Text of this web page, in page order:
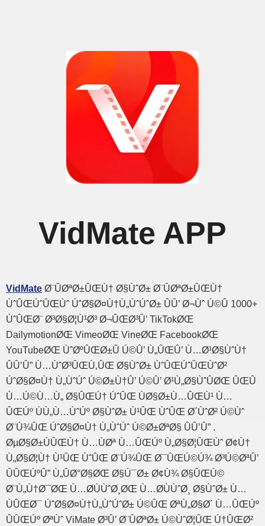
VidMate APP
VidMate Ø¨ÛØªØ±ÛŒÙ† Ø§ÙˆØ± Ø¨ÛØªØ±ÛŒÙ†
ÙˆÛŒÚˆÛŒÙˆ ÚˆØ§Ø¤Ù†Ù„ÙˆÚˆØ± ÛÛ’ Ø¬Ùˆ Ú©Û 1000+
ÙˆÛŒØ¨ Ø³Ø§Ø¦Ù¹Ø³ Ø¬ÛŒØ³Û’ TikTokØŒ
DailymotionØŒ VimeoØŒ VineØŒ FacebookØŒ
YouTubeØŒ ÙˆØºÛŒØ±Û Ú©Û’ Ù„ÛŒÛ’ Ù…Ø¹Ø§ÙˆÙ†
ÛÛ’Û” Ù…ÙˆØ³ÛŒÙ‚ÛŒ Ø§ÙˆØ± ÙˆÛŒÚˆÛŒÙˆØ²
ÚˆØ§Ø¤Ù† Ù„ÙˆÚˆ Ú©Ø±Ù†Û’ Ú©Û’ Ø¹Ù„Ø§ÙˆÛØŒ ÛŒÛ
Ù…Ú©Ù…Ù„ Ø§ÛŒÚ† ÚˆÛŒ ÙØ§Ø±Ù…ÛŒÙ¹ Ù…
ÛŒÚº ÙÙ„Ù…ÙˆÚº Ø§ÙˆØ± Ù¹ÛŒ ÙˆÛŒ Ø´ÙˆØ² Ú©Ùˆ
Ø¨Ú¾ÛŒ ÚˆØ§Ø¤Ù† Ù„ÙˆÚˆ Ú©Ø±ØªØ§ ÛÛ’Û” .
ØµØ§Ø±ÙÛŒÙ† Ù…ÙØª Ù…ÛŒÚº Ù„Ø§Ø¦ÛŒÙˆ Ø¢Ù†
Ù„Ø§Ø¦Ù† Ù¹ÛŒ ÙˆÛŒ Ø¨Ú¾ÛŒ Ø¯ÛŒÚ©Ú¾ Ø³Ú©ØªÛ’
ÛÛŒÚºÛ” Ù„ÛØ°Ø§ØŒ Ø§Ú¯Ø± Ø¢Ù¾ Ø§ÛŒÚ©
Ø¨Ù„Ù†Ø¯ØŒ Ù…Ø­ÙÙˆØ¸ØŒ Ù…Ø­ÙÙˆØ¸ Ø§ÙˆØ± Ù…
ÙÛŒØ¯ ÚˆØ§Ø¤Ù†Ù„ÙˆÚˆØ± Ú©ÛŒ ØªÙ„Ø§Ø´ Ù…ÛŒÚº
ÛÛŒÚº ØªÙˆ ViMate Ø³Û’ Ø¨ÛØªØ± Ú©ÙˆØ¦ÛŒ Ú†ÛŒØ²